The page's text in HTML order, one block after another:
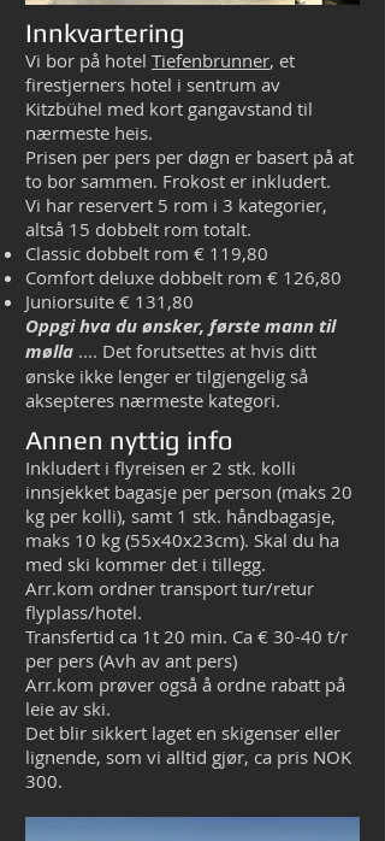
Innkvartering
Vi bor på hotel Tiefenbrunner, et
firestjerners hotel i sentrum av
Kitzbühel med kort gangavstand til
nærmeste heis.
Prisen per pers per døgn er basert på at
to bor sammen. Frokost er inkludert.
Vi har reservert 5 rom i 3 kategorier,
altså 15 dobbelt rom totalt.
Classic dobbelt rom € 119,80
Comfort deluxe dobbelt rom € 126,80
Juniorsuite € 131,80
Oppgi hva du ønsker, første mann til
mølla .... Det forutsettes at hvis ditt
ønske ikke lenger er tilgjengelig så
aksepteres nærmeste kategori.
Annen nyttig info
Inkludert i flyreisen er 2 stk. kolli
innsjekket bagasje per person (maks 20
kg per kolli), samt 1 stk. håndbagasje,
maks 10 kg (55x40x23cm). Skal du ha
med ski kommer det i tillegg.
Arr.kom ordner transport tur/retur
flyplass/hotel.
Transfertid ca 1t 20 min. Ca € 30-40 t/r
per pers (Avh av ant pers)
Arr.kom prøver også å ordne rabatt på
leie av ski.
Det blir sikkert laget en skigenser eller
lignende, som vi alltid gjør, ca pris NOK
300.